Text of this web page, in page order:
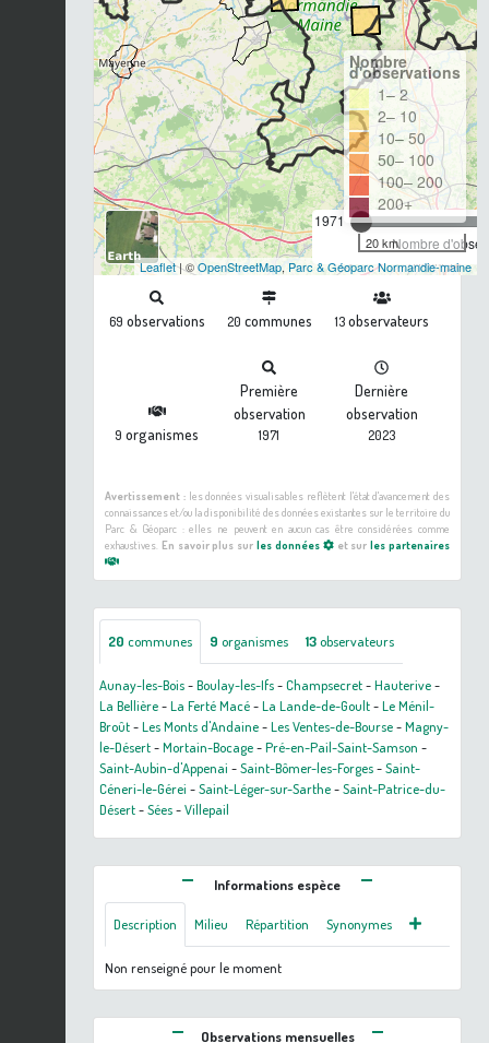
1971
Nombre
Nombre
d'observations
1– 2
2– 10
10– 50
50– 100
100– 200
200+
20 km
Leaflet| ©OpenStreetMap, Parc & Géoparc Normandie-maine
69 observations 20 communes 13 observateurs
9 organismes
Première
observation
1971
Dernière
observation
2023
Avertissement :les données visualisables reflètent l'état d'avancement des
connaissances et/ou la disponibilité des données existantes sur le territoire du
Parc & Géoparc : elles ne peuvent en aucun cas être considérées comme
exhaustives. En savoir plus sur les données et surles partenaires
20 communes 9 organismes 13observateurs
Aunay-les-Bois-Boulay-les-Ifs-Champsecret-Hauterive-
La Bellière-La Ferté Macé-La Lande-de-Goult-Le Ménil-
Broût-Les Monts d'Andaine-Les Ventes-de-Bourse-Magny-
le-Désert-Mortain-Bocage-Pré-en-Pail-Saint-Samson -
Saint-Aubin-d'Appenai -Saint-Bômer-les-Forges-Saint-
Céneri-le-Gérei -Saint-Léger-sur-Sarthe-Saint-Patrice-du-
Désert-Sées-Villepail
Informations espèce
Description Milieu Répartition Synonymes
Non renseigné pour le moment
Observations mensuelles